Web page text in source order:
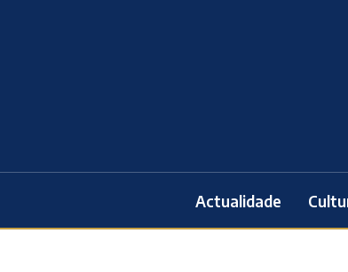
Actualidade